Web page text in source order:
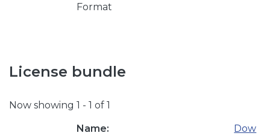
Format
License bundle
Now showing 1 - 1 of 1
Name:
Dow